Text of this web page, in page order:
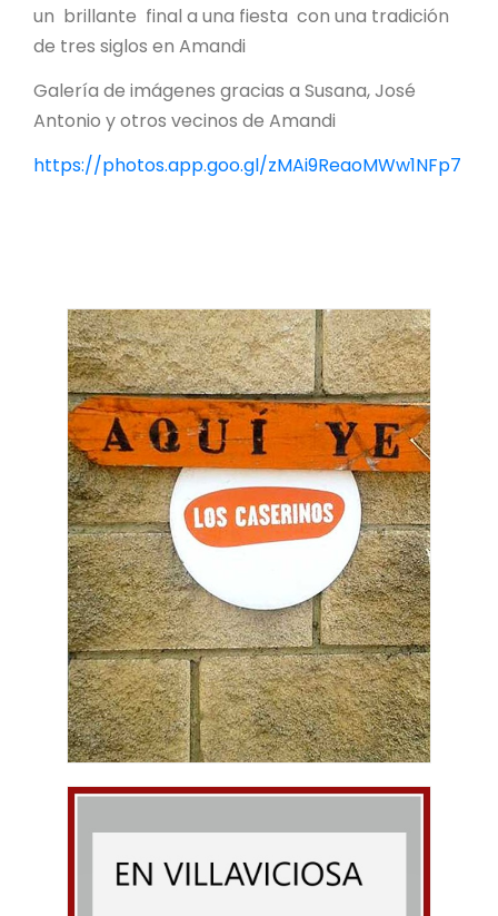
un brillante final a una fiesta con una tradición
de tres siglos en Amandi
Galería de imágenes gracias a Susana, José
Antonio y otros vecinos de Amandi
https://photos.app.goo.gl/zMAi9ReaoMWw1NFp7